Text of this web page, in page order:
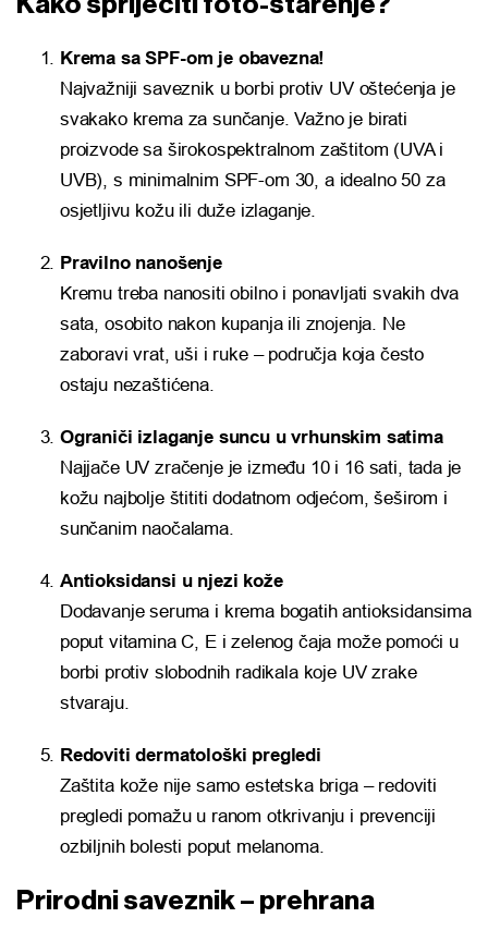
Krema sa SPF-om je obavezna!
Najvažniji saveznik u borbi protiv UV oštećenja je
svakako krema za sunčanje. Važno je birati
proizvode sa širokospektralnom zaštitom (UVA i
UVB), s minimalnim SPF-om 30, a idealno 50 za
osjetljivu kožu ili duže izlaganje.
Pravilno nanošenje
Kremu treba nanositi obilno i ponavljati svakih dva
sata, osobito nakon kupanja ili znojenja. Ne
zaboravi vrat, uši i ruke – područja koja često
ostaju nezaštićena.
Ograniči izlaganje suncu u vrhunskim satima
Najjače UV zračenje je između 10 i 16 sati, tada je
kožu najbolje štititi dodatnom odjećom, šeširom i
sunčanim naočalama.
Antioksidansi u njezi kože
Dodavanje seruma i krema bogatih antioksidansima
poput vitamina C, E i zelenog čaja može pomoći u
borbi protiv slobodnih radikala koje UV zrake
stvaraju.
Redoviti dermatološki pregledi
Zaštita kože nije samo estetska briga – redoviti
pregledi pomažu u ranom otkrivanju i prevenciji
ozbiljnih bolesti poput melanoma.
Prirodni saveznik – prehrana